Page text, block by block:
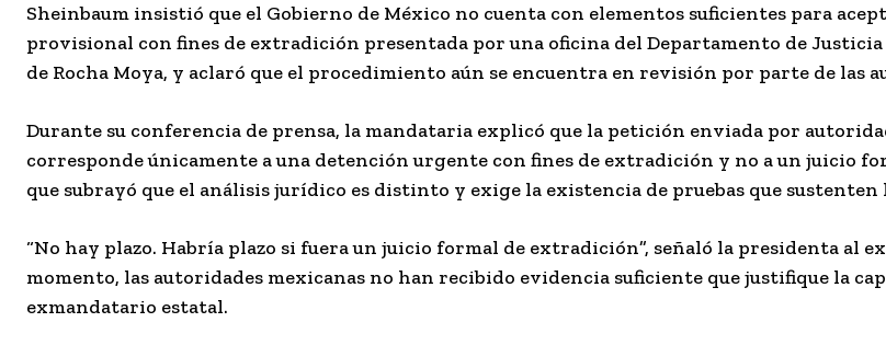
Sheinbaum insistió que el Gobierno de México no cuenta con elementos suficientes para
provisional con fines de extradición presentada por una oficina del Departamento de
de Rocha Moya, y aclaró que el procedimiento aún se encuentra en revisión por parte de las
Durante su conferencia de prensa, la mandataria explicó que la petición enviada por
corresponde únicamente a una detención urgente con fines de extradición y no a un juicio
que subrayó que el análisis jurídico es distinto y exige la existencia de pruebas que
“No hay plazo. Habría plazo si fuera un juicio formal de extradición”, señaló la presidenta al
momento, las autoridades mexicanas no han recibido evidencia suficiente que justifique la
exmandatario estatal.